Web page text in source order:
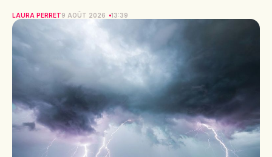
LAURA PERRET9 AOÛT 2026 13:39